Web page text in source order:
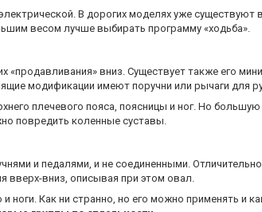
В дорогих моделях уже
весом лучше выбирать программу «ходьба».
«продавливания» вниз. Существует также его
модификации имеют поручни или рычаги для
плечевого пояса, поясницы и ног. Но большую
повредить коленные суставы.
и педалями, и не соединенными.
вверх-вниз, описывая при этом овал.
Как ни странно, но его можно применять и